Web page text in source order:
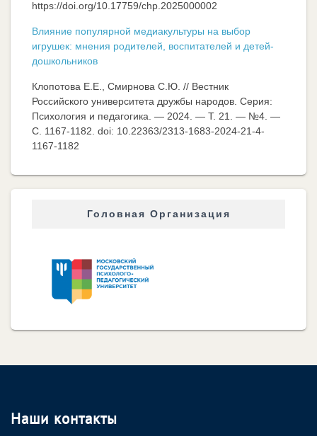
https://doi.org/10.17759/chp.2025000002
Влияние популярной медиакультуры на выбор
игрушек: мнения родителей, воспитателей и детей-
дошкольников
Клопотова Е.Е., Смирнова С.Ю. // Вестник
Российского университета дружбы народов. Серия:
Психология и педагогика. — 2024. — Т. 21. — №4. —
C. 1167-1182. doi: 10.22363/2313-1683-2024-21-4-
1167-1182
Головная Организация
Наши контакты